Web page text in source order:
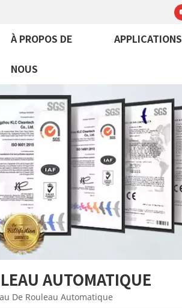
À PROPOS DE
NOUS
APPLICATIONS
AUTOMATIQUE
De Rouleau Automatique